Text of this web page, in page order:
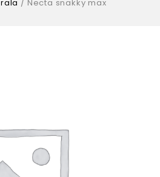
/ Necta snakky max